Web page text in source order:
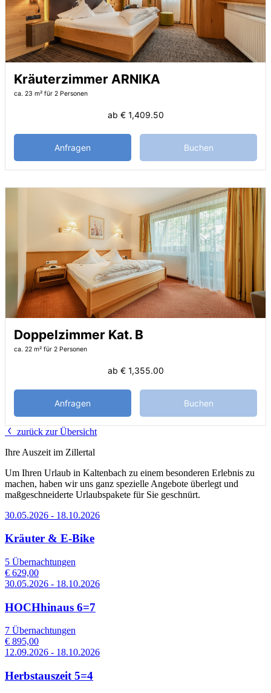
Kräuterzimmer ARNIKA
ca. 23 m² für 2 Personen
ab € 1,409.50
Anfragen Buchen
Doppelzimmer Kat. B
ca. 22 m² für 2 Personen
ab € 1,355.00
Anfragen Buchen
zurück zur Übersicht
Ihre Auszeit im Zillertal
Um Ihren Urlaub in Kaltenbach zu einem besonderen Erlebnis zu
machen, haben wir uns ganz spezielle Angebote überlegt und
maßgeschneiderte Urlaubspakete für Sie geschnürt.
30.05.2026 - 18.10.2026
Kräuter & E-Bike
5 Übernachtungen
€ 629,00
30.05.2026 - 18.10.2026
HOCHhinaus 6=7
7 Übernachtungen
€ 895,00
12.09.2026 - 18.10.2026
Herbstauszeit 5=4